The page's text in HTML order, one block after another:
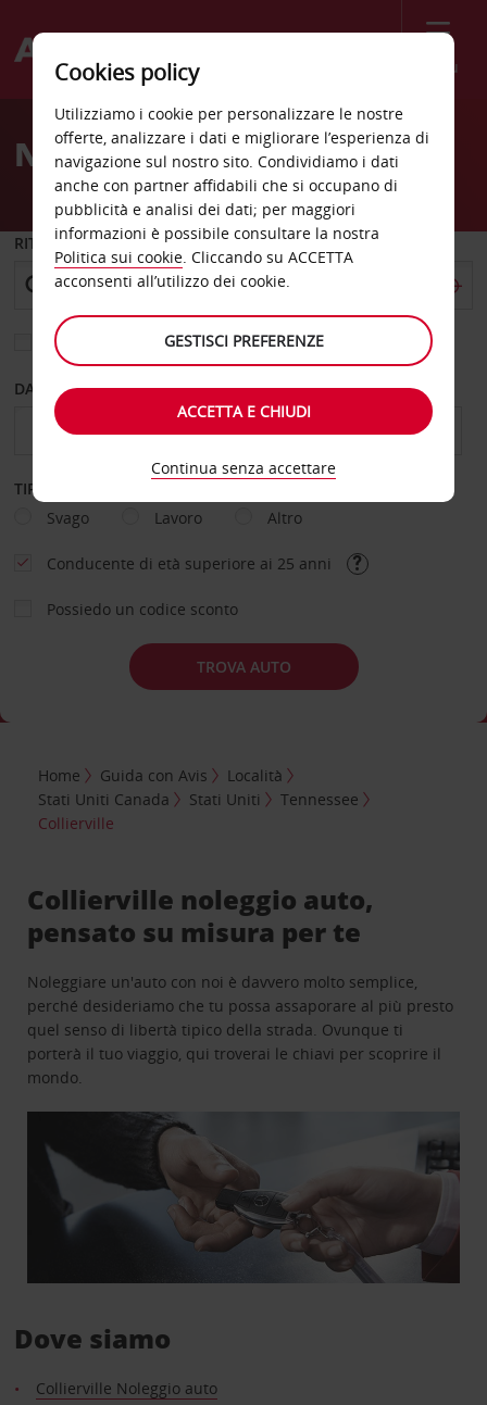
Menù
Welcome
AvisNoleggio auto Collierville
RITIRO DA
Scegli una località di riconsegna diversa
DAL GIORNO AL GIORNO
TIPOLOGIA DI NOLEGGIO
Svago
Lavoro Altro
Conducente di età superiore ai 25 anni
Possiedo un codice sconto
TROVA AUTO
Home Guida con Avis
Località
Stati Uniti Canada
Stati Uniti
Tennessee
Collierville
Collierville noleggio auto,
pensato su misura per te
Noleggiare un'auto con noi è davvero molto semplice,
perché desideriamo che tu possa assaporare al più presto
quel senso di libertà tipico della strada. Ovunque ti
porterà il tuo viaggio, qui troverai le chiavi per scoprire il
mondo.
Dove siamo
Collierville Noleggio auto
Cookies policy
Utilizziamo i cookie per personalizzare le nostre
offerte, analizzare i dati e migliorare l’esperienza di
navigazione sul nostro sito. Condividiamo i dati
anche con partner affidabili che si occupano di
pubblicità e analisi dei dati; per maggiori
informazioni è possibile consultare la nostra
Politica sui cookie. Cliccando su ACCETTA
acconsenti all’utilizzo dei cookie.
GESTISCI PREFERENZE
ACCETTA E CHIUDI
Continua senza accettare